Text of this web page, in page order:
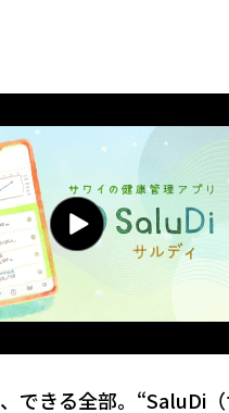
、できる全部。“SaluDi